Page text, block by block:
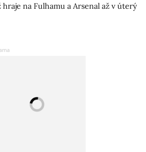
na Fulhamu a Arsenal až v úterý